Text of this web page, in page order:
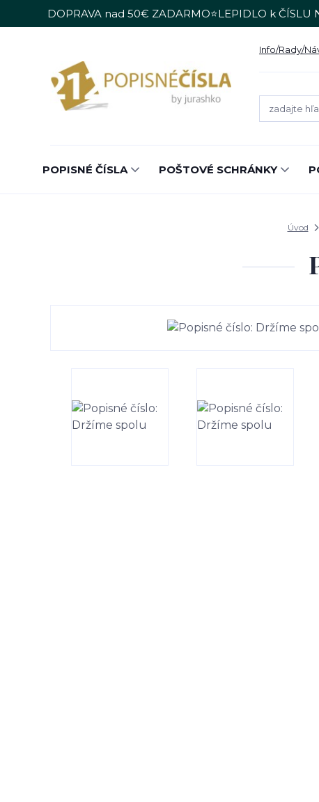
DOPRAVA nad 50€ ZADARMO⭐LEPIDLO k ČÍSLU
Info/Rady/
POPISNÉ ČÍSLA POŠTOVÉ SCHRÁNKY
Úvod